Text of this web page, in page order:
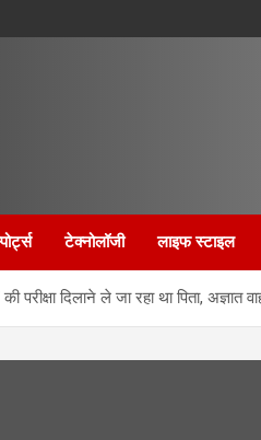
टेक्नोलॉजी लाइफ स्टाइल
परीक्षा दिलाने ले जा रहा था पिता, अज्ञात